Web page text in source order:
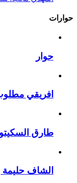
حوارات
حوار
افريقي
طارق
الشاف حليمة